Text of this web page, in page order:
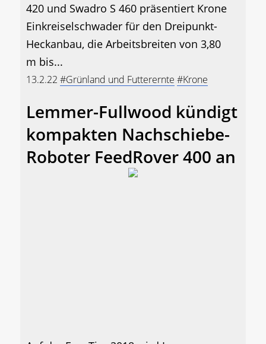
420 und Swadro S 460 präsentiert Krone
Einkreiselschwader für den Dreipunkt-
Heckanbau, die Arbeitsbreiten von 3,80
m bis...
13.2.22 #Grünland und Futterernte #Krone
Lemmer-Fullwood kündigt
kompakten Nachschiebe-
Roboter FeedRover 400 an